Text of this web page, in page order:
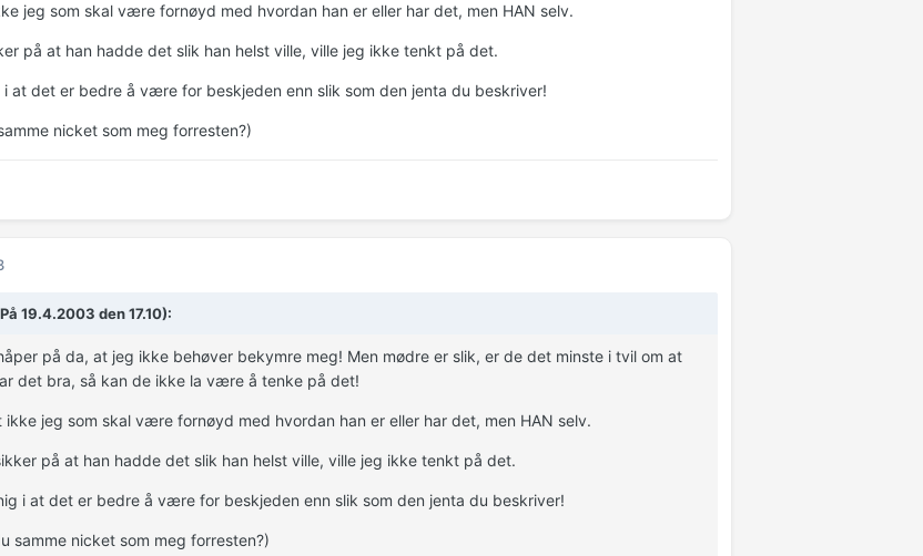
jeg som skal være fornøyd med hvordan han er eller har det, men HAN selv.
på at han hadde det slik han helst ville, ville jeg ikke tenkt på det.
i at det er bedre å være for beskjeden enn slik som den jenta du beskriver!
nicket som meg forresten?)
19.4.2003 den 17.10):
på da, at jeg ikke behøver bekymre meg! Men mødre er slik, er de det minste i tvil om at
det bra, så kan de ikke la være å tenke på det!
ikke jeg som skal være fornøyd med hvordan han er eller har det, men HAN selv.
på at han hadde det slik han helst ville, ville jeg ikke tenkt på det.
i at det er bedre å være for beskjeden enn slik som den jenta du beskriver!
samme nicket som meg forresten?)